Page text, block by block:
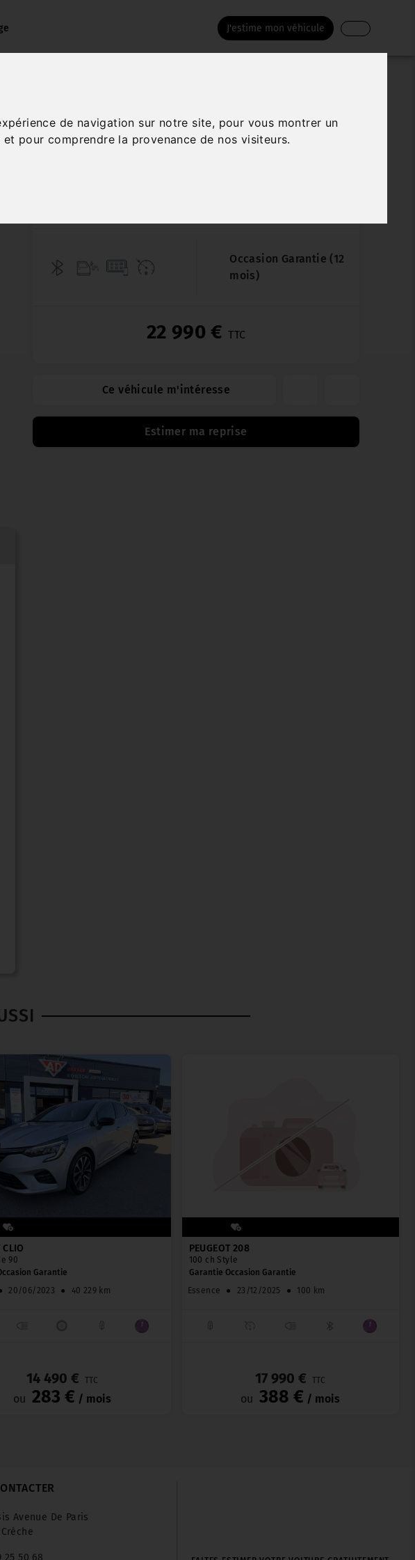
de navigation sur notre site, pour vous montrer un
pour comprendre la provenance de nos visiteurs.
J'estime mon véhicule
BMW SERIE 1
116I DKG7 BUSINESS DESIGN
Occasion Garantie (12
mois)
22 990 €TTC
Ce véhicule m'intéresse
Estimer ma reprise
CLIO
90
Garantie
20/06/2023 ● 40 229 km
14 490 € TTC
ou 283 € / mois
PEUGEOT 208
100 ch Style
Garantie Occasion Garantie
Essence
● 23/12/2025 ● 100 km
17 990 € TTC
ou 388 € / mois
Avenue De Paris